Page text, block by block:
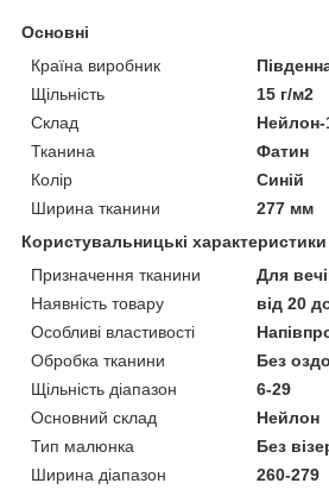
Основні
Країна виробник
Щільність
15 г/м2
Склад
Нейлон-
Тканина
Фатин
Колір
Синій
Ширина тканини
277 мм
Користувальницькі характеристики
Призначення тканини
Для
Наявність товару
від 20
Особливі властивості
Обробка тканини
Без
Щільність діапазон
6-29
Основний склад
Нейлон
Тип малюнка
Без
Ширина діапазон
260-279